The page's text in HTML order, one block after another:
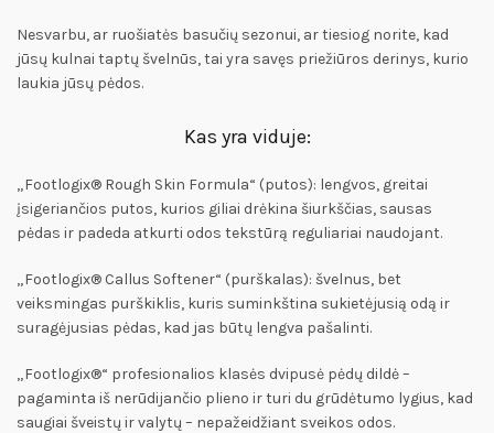
Nesvarbu, ar ruošiatės basučių sezonui, ar tiesiog norite, kad
jūsų kulnai taptų švelnūs, tai yra savęs priežiūros derinys, kurio
laukia jūsų pėdos.
Kas yra viduje:
„Footlogix® Rough Skin Formula“ (putos): lengvos, greitai
įsigeriančios putos, kurios giliai drėkina šiurkščias, sausas
pėdas ir padeda atkurti odos tekstūrą reguliariai naudojant.
„Footlogix® Callus Softener“ (purškalas): švelnus, bet
veiksmingas purškiklis, kuris suminkština sukietėjusią odą ir
suragėjusias pėdas, kad jas būtų lengva pašalinti.
„Footlogix®“ profesionalios klasės dvipusė pėdų dildė –
pagaminta iš nerūdijančio plieno ir turi du grūdėtumo lygius, kad
saugiai šveistų ir valytų – nepažeidžiant sveikos odos.